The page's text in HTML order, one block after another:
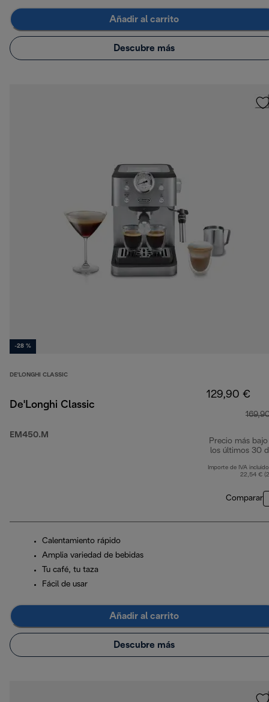
Añadir al carrito
Descubre más
-28 %
DE'LONGHI CLASSIC
De'Longhi Classic
EM450.M
129,90 €
Precio más bajo
los últimos 30
Importe de IVA
22,54 €
Comparar
Calentamiento rápido
Amplia variedad de bebidas
Tu café, tu taza
Fácil de usar
Añadir al carrito
Descubre más